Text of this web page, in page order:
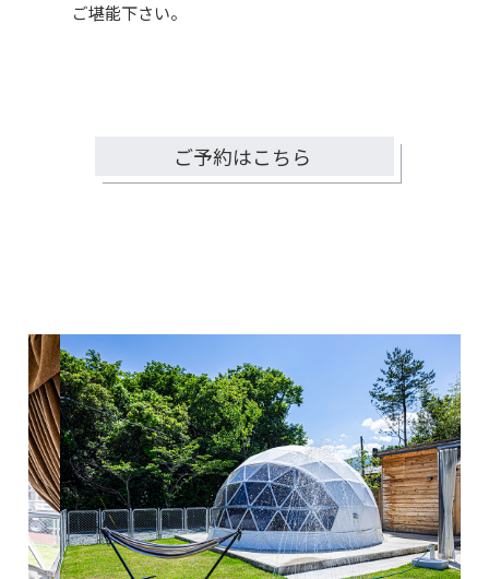
ご堪能下さい。
ご予約はこちら